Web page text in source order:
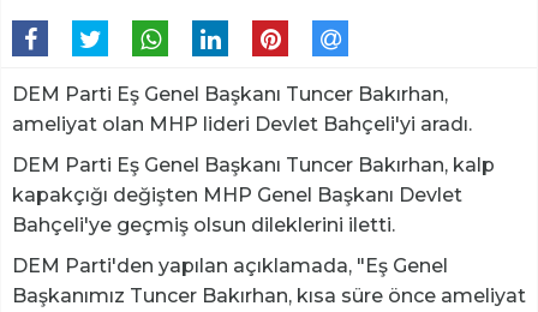
DEM Parti Eş Genel Başkanı Tuncer Bakırhan,
ameliyat olan MHP lideri Devlet Bahçeli'yi aradı.
DEM Parti Eş Genel Başkanı Tuncer Bakırhan, kalp
kapakçığı değişten MHP Genel Başkanı Devlet
Bahçeli'ye geçmiş olsun dileklerini iletti.
DEM Parti'den yapılan açıklamada, "Eş Genel
Başkanımız Tuncer Bakırhan, kısa süre önce ameliyat